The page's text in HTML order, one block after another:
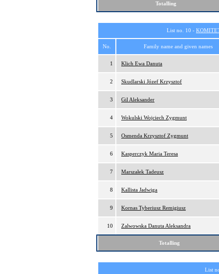
Totalling
List no. 10 -
No. Family name and given names
1 Klich Ewa Danuta
2 Skudlarski Józef Krzysztof
3 Gil Aleksander
4 Wokulski Wojciech Zygmunt
5 Osmenda Krzysztof Zygmunt
6 Kasperczyk Maria Teresa
7 Marszałek Tadeusz
8 Kallista Jadwiga
9 Kornas Tyberiusz Remigiusz
10 Zalwowska Danuta Aleksandra
Totalling
List